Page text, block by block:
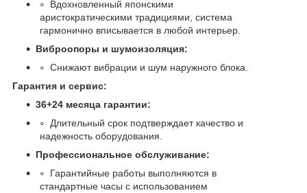
Вдохновленный японскими
аристократическими традициями, система
гармонично вписывается в любой интерьер.
Виброопоры и шумоизоляция:
Снижают вибрации и шум наружного блока.
Гарантия и сервис:
36+24 месяца гарантии:
Длительный срок подтверждает качество и
надежность оборудования.
Профессиональное обслуживание:
Гарантийные работы выполняются в
стандартные часы с использованием